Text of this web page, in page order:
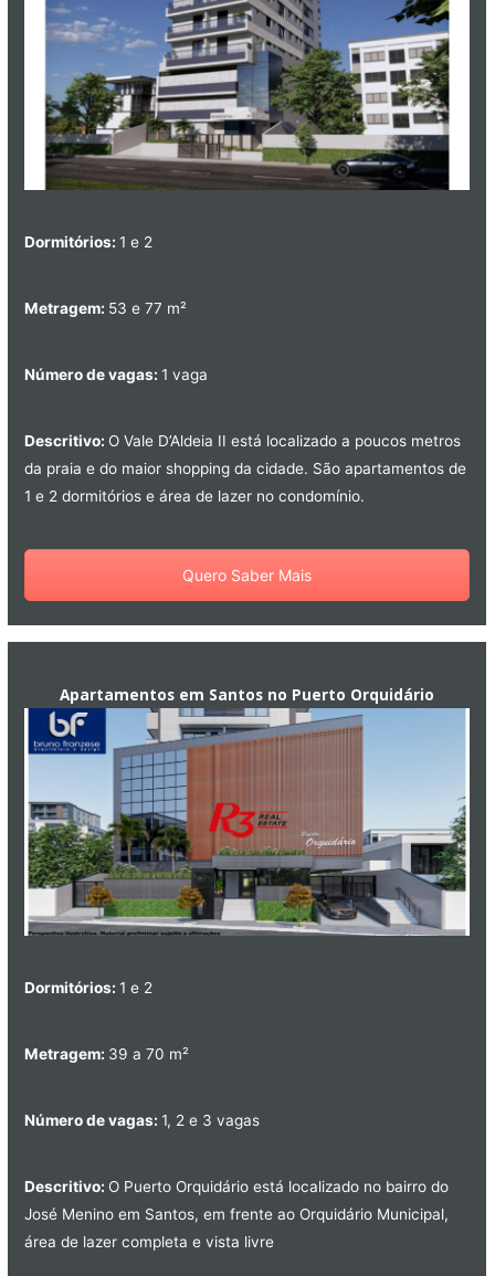
Dormitórios: 1 e 2
Metragem: 53 e 77 m²
Número de vagas: 1 vaga
Descritivo: O Vale D’Aldeia II está localizado a poucos metros
da praia e do maior shopping da cidade. São apartamentos de
1 e 2 dormitórios e área de lazer no condomínio.
Quero Saber Mais
Apartamentos em Santos no Puerto Orquidário
Dormitórios: 1 e 2
Metragem: 39 a 70 m²
Número de vagas: 1, 2 e 3 vagas
Descritivo: O Puerto Orquidário está localizado no bairro do
José Menino em Santos, em frente ao Orquidário Municipal,
área de lazer completa e vista livre